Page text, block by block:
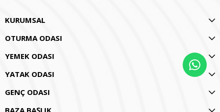
KURUMSAL
OTURMA ODASI
YEMEK ODASI
YATAK ODASI
GENÇ ODASI
BAZA BAŞLIK